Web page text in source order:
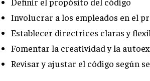
Involucrar a los empleados en el
Establecer directrices claras y
Fomentar la creatividad y la
Revisar y ajustar el código según